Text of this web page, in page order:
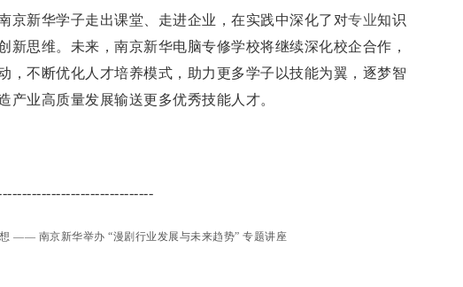
京新华学子走出课堂、走进企业，在实践中深化了对专业知识
新思维。未来，南京新华电脑专修学校将继续深化校企合作，
，不断优化人才培养模式，助力更多学子以技能为翼，逐梦智
产业高质量发展输送更多优秀技能人才。
—— 南京新华举办 “漫剧行业发展与未来趋势” 专题讲座